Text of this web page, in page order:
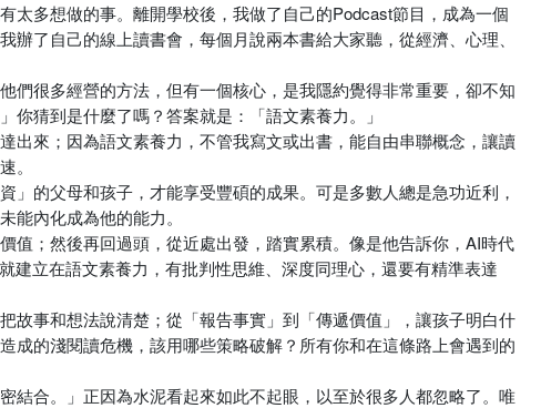
太多想做的事。離開學校後，我做了自己的Podcast節目，成為一個
了自己的線上讀書會，每個月說兩本書給大家聽，從經濟、心理、
很多經營的方法，但有一個核心，是我隱約覺得非常重要，卻不知
猜到是什麼了嗎？答案就是：「語文素養力。」
出來；因為語文素養力，不管我寫文或出書，能自由串聯概念，讓讀
。
的父母和孩子，才能享受豐碩的成果。可是多數人總是急功近利，
能內化成為他的能力。
值；然後再回過頭，從近處出發，踏實累積。像是他告訴你，AI時代
立在語文素養力，有批判性思維、深度同理心，還要有精準表達
故事和想法說清楚；從「報告事實」到「傳遞價值」，讓孩子明白什
成的淺閱讀危機，該用哪些策略破解？所有你和在這條路上會遇到的
結合。」正因為水泥看起來如此不起眼，以至於很多人都忽略了。唯